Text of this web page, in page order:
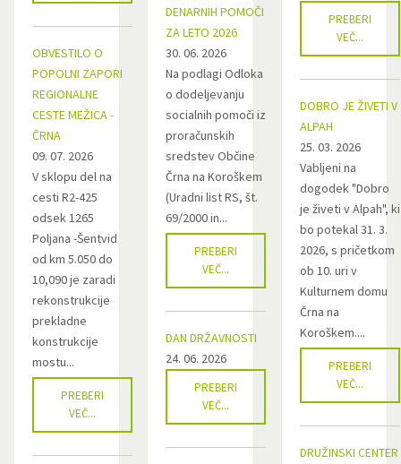
OBVESTILO O
POPOLNI ZAPORI
REGIONALNE
CESTE MEŽICA -
ČRNA
09. 07. 2026
V sklopu del na
cesti R2-425
odsek 1265
Poljana -Šentvid
od km 5.050 do
10,090 je zaradi
rekonstrukcije
prekladne
konstrukcije
mostu...
PREBERI
VEČ...
DENARNIH POMOČI
ZA LETO 2026
30. 06. 2026
Na podlagi Odloka
o dodeljevanju
socialnih pomoči iz
proračunskih
sredstev Občine
Črna na Koroškem
(Uradni list RS, št.
69/2000 in...
PREBERI
VEČ...
DAN DRŽAVNOSTI
24. 06. 2026
PREBERI
VEČ...
PREBERI
VEČ...
DOBRO JE ŽIVETI V
ALPAH
25. 03. 2026
Vabljeni na
dogodek "Dobro
je živeti v Alpah", ki
bo potekal 31. 3.
2026, s pričetkom
ob 10. uri v
Kulturnem domu
Črna na
Koroškem....
PREBERI
VEČ...
DRUŽINSKI CENTER